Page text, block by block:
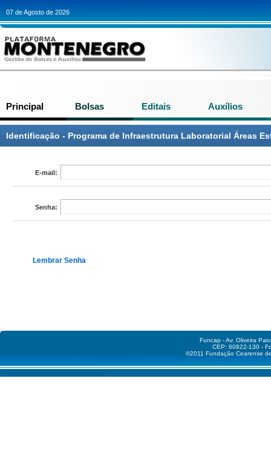
Funcap - Av. Oliveira
CEP: 60822-130 -
©2011 Fundação Cearense